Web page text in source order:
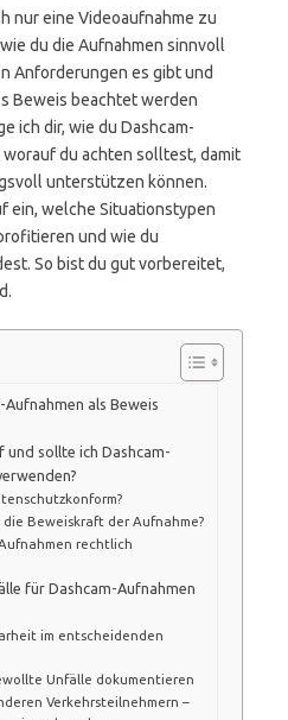
nur eine Videoaufnahme zu
du die Aufnahmen sinnvoll
Anforderungen es gibt und
Beweis beachtet werden
ich dir, wie du Dashcam-
du achten solltest, damit
unterstützen können.
ein, welche Situationstypen
und wie du
So bist du gut vorbereitet,
Aufnahmen als Beweis
und sollte ich Dashcam-
Beweiskraft der Aufnahme?
rechtlich
für Dashcam-Aufnahmen
im entscheidenden
Unfälle dokumentieren
Verkehrsteilnehmern –